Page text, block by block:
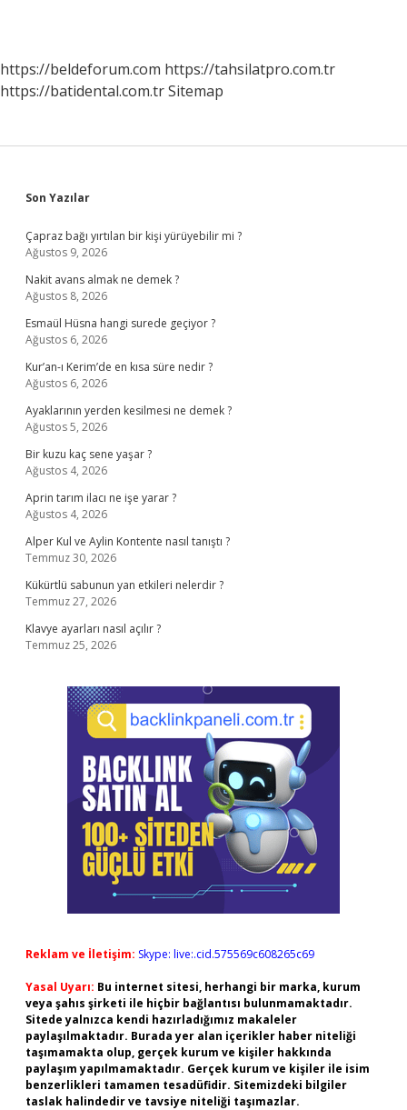
Gramdır
https://beldeforum.com https://tahsilatpro.com.tr
https://batidental.com.trSitemap
Sidebar
Son Yazılar
Çapraz bağı yırtılan bir kişi yürüyebilir mi ?
Ağustos 9, 2026
Nakit avans almak ne demek ?
Ağustos 8, 2026
Esmaül Hüsna hangi surede geçiyor ?
Ağustos 6, 2026
Kur’an-ı Kerim’de en kısa süre nedir ?
Ağustos 6, 2026
Ayaklarının yerden kesilmesi ne demek ?
Ağustos 5, 2026
Bir kuzu kaç sene yaşar ?
Ağustos 4, 2026
Aprin tarım ilacı ne işe yarar ?
Ağustos 4, 2026
Alper Kul ve Aylin Kontente nasıl tanıştı ?
Temmuz 30, 2026
Kükürtlü sabunun yan etkileri nelerdir ?
Temmuz 27, 2026
Klavye ayarları nasıl açılır ?
Temmuz 25, 2026
Reklam ve İletişim: Skype: live:.cid.575569c608265c69
Yasal Uyarı: Bu internet sitesi, herhangi bir marka, kurum
veya şahıs şirketi ile hiçbir bağlantısı bulunmamaktadır.
Sitede yalnızca kendi hazırladığımız makaleler
paylaşılmaktadır. Burada yer alan içerikler haber niteliği
taşımamakta olup, gerçek kurum ve kişiler hakkında
paylaşım yapılmamaktadır. Gerçek kurum ve kişiler ile isim
benzerlikleri tamamen tesadüfidir. Sitemizdeki bilgiler
taslak halindedir ve tavsiye niteliği taşımazlar.